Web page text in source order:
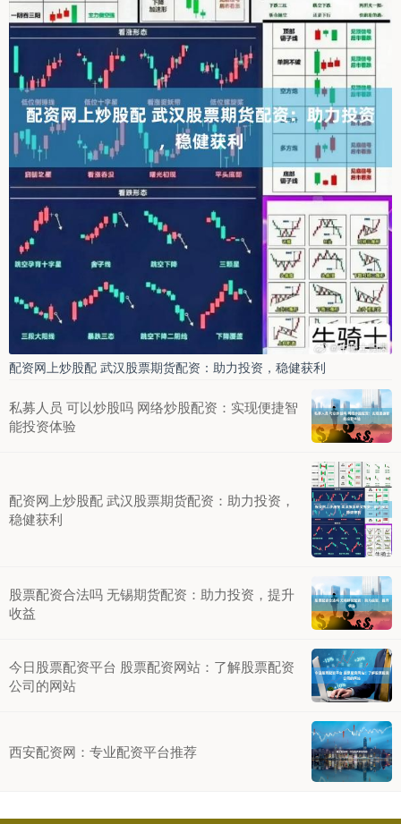
配资网上炒股配 武汉股票期货配资：助力投资，稳健获利
私募人员 可以炒股吗 网络炒股配资：实现便捷智
能投资体验
配资网上炒股配 武汉股票期货配资：助力投资，
稳健获利
股票配资合法吗 无锡期货配资：助力投资，提升
收益
今日股票配资平台 股票配资网站：了解股票配资
公司的网站
西安配资网：专业配资平台推荐